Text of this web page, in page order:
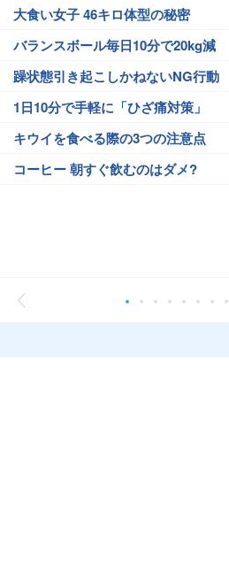
大食い女子 46キロ体型の秘密
バランスボール毎日10分で20kg減
躁状態引き起こしかねないNG行動
1日10分で手軽に「ひざ痛対策」
キウイを食べる際の3つの注意点
コーヒー 朝すぐ飲むのはダメ?